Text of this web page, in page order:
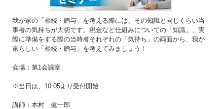
我が家の「相続・贈与」を考える際には、その知識と同じくらい当
事者の気持ちが大切です。税金など仕組みについての「知識」、実
際に準備をする際の当時者それぞれの「気持ち」の両面から、我が
家らしい「相続・贈与」を考えてみましょう！
会場：第1会議室
※当日は、10:05より受付開始
講師：本村 健一郎